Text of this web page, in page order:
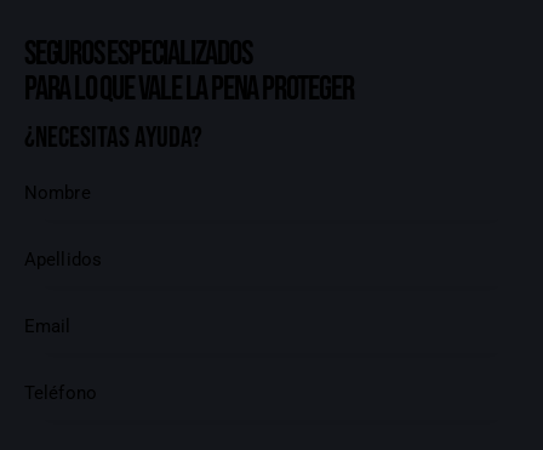
Seguros especializados
para lo que vale la pena proteger
¿Necesitas ayuda?